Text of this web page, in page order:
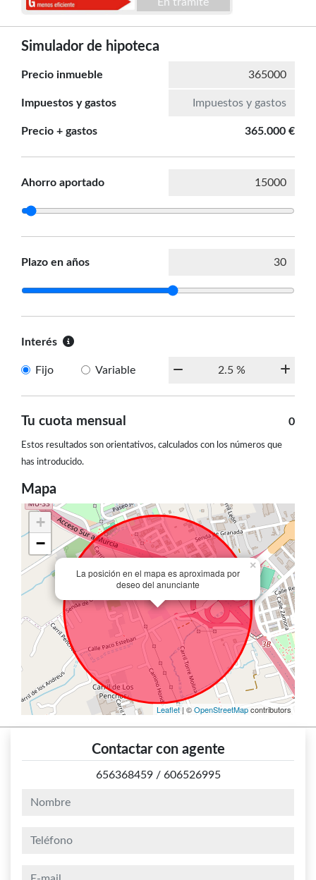
En trámite
Simulador de hipoteca
Precio inmueble
Impuestos y gastos
Precio + gastos 365.000 €
Ahorro aportado
Plazo en años
Interés
Fijo Variable
Tu cuota mensual 0
Estos resultados son orientativos, calculados con los números que
has introducido.
Mapa
La posición en el mapa es aproximada por
deseo del anunciante
×
+
−
Leaflet| ©OpenStreetMapcontributors
Contactar con agente
656368459 / 606526995
nombre
teléfono
e-mail